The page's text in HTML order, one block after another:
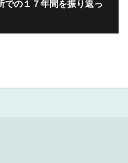
での１７年間を振り返っ